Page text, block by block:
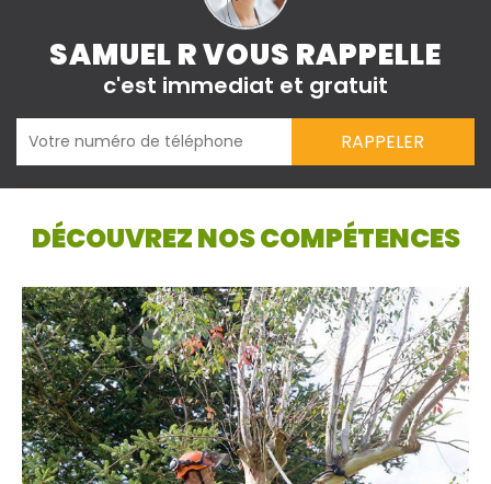
SAMUEL R VOUS RAPPELLE
c'est immediat et gratuit
DÉCOUVREZ NOS COMPÉTENCES